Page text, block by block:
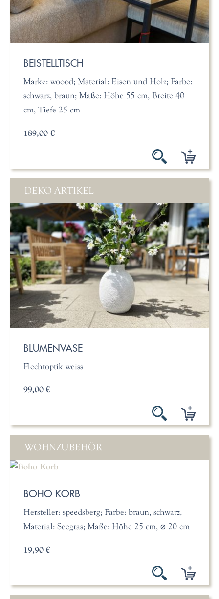
BEISTELLTISCH
Marke: woood; Material: Eisen und Holz; Farbe:
schwarz, braun; Maße: Höhe 55 cm, Breite 40
cm, Tiefe 25 cm
189,00 €
DEKO ARTIKEL
BLUMENVASE
Flechtoptik weiss
99,00 €
WOHNZUBEHÖR
BOHO KORB
Hersteller: speedsberg; Farbe: braun, schwarz,
Material: Seegras; Maße: Höhe 25 cm, ⌀ 20 cm
19,90 €